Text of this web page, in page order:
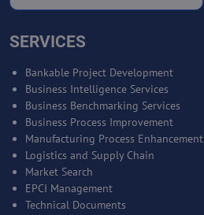
SERVICES
Bankable Project Development
Business Intelligence Services
Business Benchmarking Services
Business Process Improvement
Manufacturing Process Enhancement
Logistics and Supply Chain
Market Search
EPCI Management
Technical Documents